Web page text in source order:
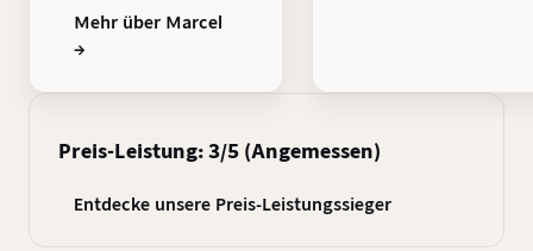
Mehr über Marcel
→
Preis-Leistung: 3/5 (Angemessen)
Entdecke unsere Preis-Leistungssieger